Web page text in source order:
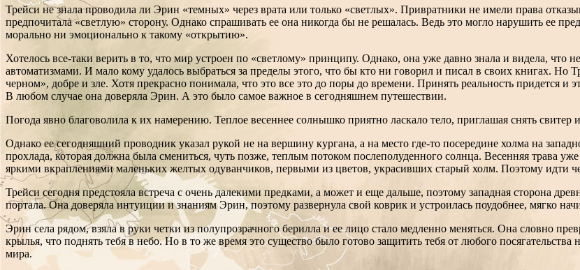
Трейси не знала проводила ли Эрин «темных» через врата или только «светлых». Привратники не имели права
предпочитала «светлую» сторону. Однако спрашивать ее она никогда бы не решалась. Ведь это могло нарушить ее
морально ни эмоционально к такому «открытию».
Хотелось все-таки верить в то, что мир устроен по «светлому» принципу. Однако, она уже давно знала и видела,
автоматизмами. И мало кому удалось выбраться за пределы этого, что бы кто ни говорил и писал в своих книгах. Но
черном», добре и зле. Хотя прекрасно понимала, что это все это до поры до времени. Принять реальность придется и
В любом случае она доверяла Эрин. А это было самое важное в сегодняшнем путешествии.
Погода явно благоволила к их намерению. Теплое весеннее солнышко приятно ласкало тело, приглашая снять свитер
Однако ее сегодняшний проводник указал рукой не на вершину кургана, а на место где-то посередине холма на
прохлада, которая должна была смениться, чуть позже, теплым потоком послеполуденного солнца. Весенняя трава
яркими вкраплениями маленьких желтых одуванчиков, первыми из цветов, украсивших старый холм. Поэтому идти
Трейси сегодня предстояла встреча с очень далекими предками, а может и еще дальше, поэтому западная сторона
портала. Она доверяла интуиции и знаниям Эрин, поэтому развернула свой коврик и устроилась поудобнее, мягко
Эрин села рядом, взяла в руки четки из полупрозрачного берилла и ее лицо стало медленно меняться. Она словно
крылья, что поднять тебя в небо. Но в то же время это существо было готово защитить тебя от любого
мира.